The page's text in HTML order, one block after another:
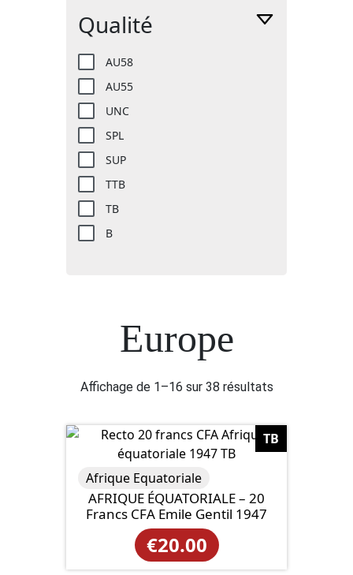
Qualité
AU58
AU55
UNC
SPL
SUP
TTB
TB
B
Europe
Affichage de 1–16 sur 38 résultats
TB
AFRIQUE ÉQUATORIALE – 20
Francs CFA Emile Gentil 1947
€20.00
Afrique Equatoriale